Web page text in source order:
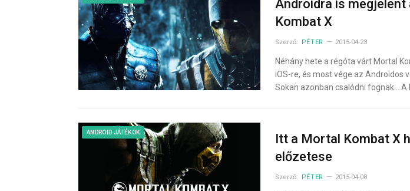
Androidra is
Kombat X
Szerző: PÉTER 2015-04-23
Néhány hete a régóta várt Mortal
iOS-re, és most vége az Androidos
Sokan azonban csalódni fognak… A
ANDROID JÁTÉKOK
Itt a Mortal Kombat X
előzetese
Szerző: PÉTER 2015-04-08